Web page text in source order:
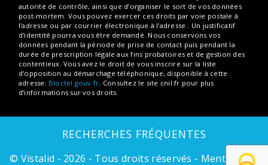
autorité de contrôle, ainsi que d’organiser le sort de vos données
post-mortem. Vous pouvez exercer ces droits par voie postale à
l'adresse ou par courrier électronique à l'adresse . Un justificatif
d'identité pourra vous être demandé. Nous conservons vos
données pendant la période de prise de contact puis pendant la
durée de prescription légale aux fins probatoires et de gestion des
contentieux. Vous avez le droit de vous inscrire sur la liste
d'opposition au démarchage téléphonique, disponible à cette
adresse: Bloctel.gouv.fr . Consultez le site cnil.fr pour plus
d’informations sur vos droits.
RECHERCHES FRÉQUENTES
© Vistalid - 2026 - Tous droits réservés - Mentions